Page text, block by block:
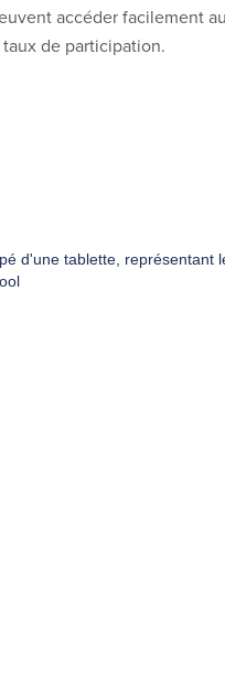
accéder facilement
de participation.